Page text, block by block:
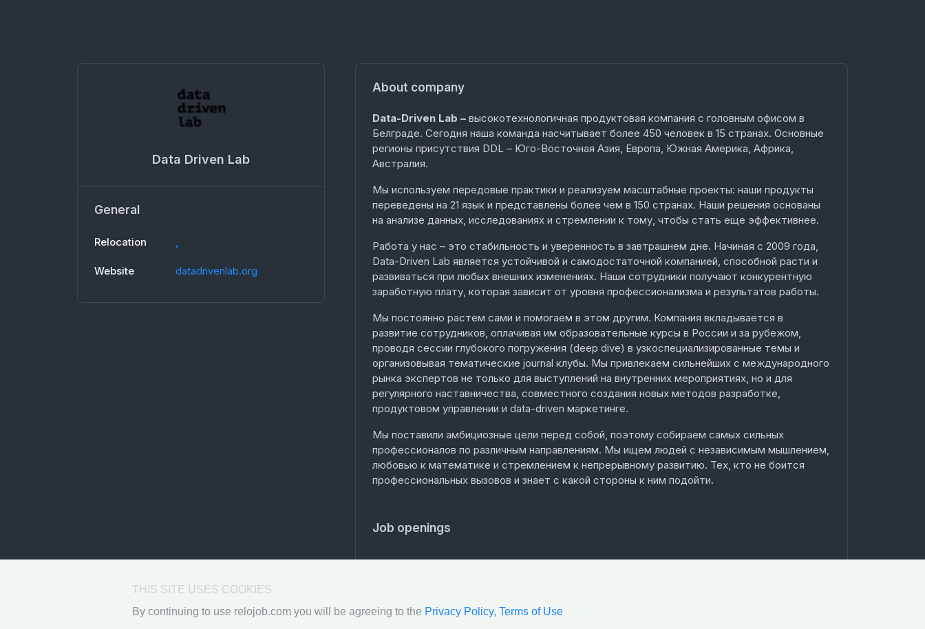
Data Driven Lab
General
Relocation ,
Website datadrivenlab.org
About company
Data-Driven Lab – высокотехнологичная продуктовая компания с головным офисом в
Белграде. Сегодня наша команда насчитывает более 450 человек в 15 странах. Основные
регионы присутствия DDL – Юго-Восточная Азия, Европа, Южная Америка, Африка,
Австралия.
Мы используем передовые практики и реализуем масштабные проекты: наши продукты
переведены на 21 язык и представлены более чем в 150 странах. Наши решения основаны
на анализе данных, исследованиях и стремлении к тому, чтобы стать еще эффективнее.
Работа у нас – это стабильность и уверенность в завтрашнем дне. Начиная с 2009 года,
Data-Driven Lab является устойчивой и самодостаточной компанией, способной расти и
развиваться при любых внешних изменениях. Наши сотрудники получают конкурентную
заработную плату, которая зависит от уровня профессионализма и результатов работы.
Мы постоянно растем сами и помогаем в этом другим. Компания вкладывается в
развитие сотрудников, оплачивая им образовательные курсы в России и за рубежом,
проводя сессии глубокого погружения (deep dive) в узкоспециализированные темы и
организовывая тематические journal клубы. Мы привлекаем сильнейших с международного
рынка экспертов не только для выступлений на внутренних мероприятиях, но и для
регулярного наставничества, совместного создания новых методов разработке,
продуктовом управлении и data-driven маркетинге.
Мы поставили амбициозные цели перед собой, поэтому собираем самых сильных
профессионалов по различным направлениям. Мы ищем людей с независимым мышлением,
любовью к математике и стремлением к непрерывному развитию. Тех, кто не боится
профессиональных вызовов и знает с какой стороны к ним подойти.
Job openings
THIS SITE USES COOKIES
By continuing to use relojob.com you will be agreeing to the Privacy Policy, Terms of Use